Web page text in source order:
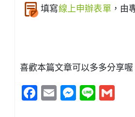
填寫線上申辦表單 ，由
喜歡本篇文章可以多多分享喔
Facebook
EmailMessenger
Line